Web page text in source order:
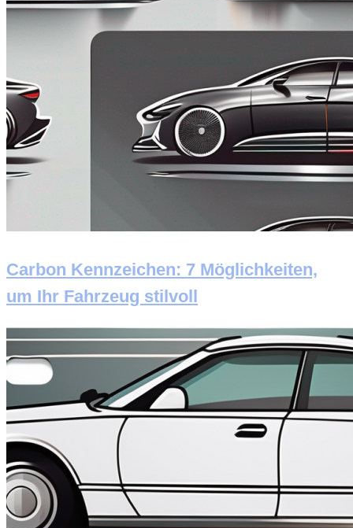
Carbon Kennzeichen: 7 Möglichkeiten,
um Ihr Fahrzeug stilvoll